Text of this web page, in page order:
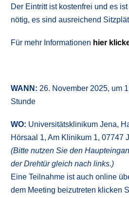
Der Eintritt ist kostenfrei und es
nötig, es sind ausreichend
Für mehr Informationen hier
WANN: 26. November 2025, um
Stunde
WO: Universitätsklinikum Jena,
Hörsaal 1, Am Klinikum 1, 07747
(Bitte nutzen Sie den
der Drehtür gleich nach links.)
Eine Teilnahme ist auch online
dem Meeting beizutreten klicken